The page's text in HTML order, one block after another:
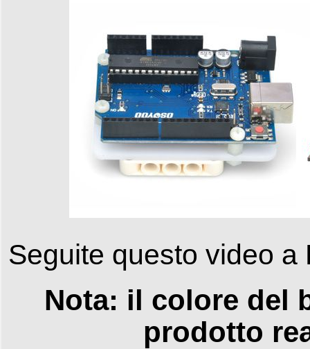
Seguite questo video a
Nota: il colore del
prodotto